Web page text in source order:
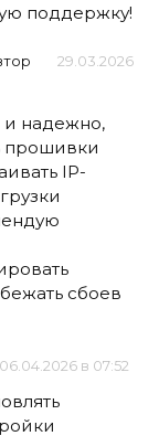
поддержку!
29.03.2026
и надежно,
прошивки
IP-
сбоев
06.04.2026 в 07:52